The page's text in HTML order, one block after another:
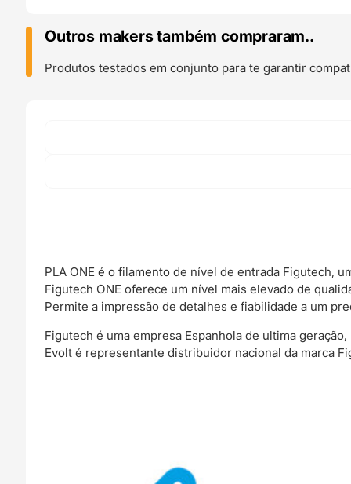
Negro
Preto
-
Outros makers também compraram..
Produtos testados em conjunto para te garantir
PLA ONE é o filamento de nível de entrada Figutech,
Figutech ONE oferece um nível mais elevado de
Permite a impressão de detalhes e fiabilidade a um
Figutech é uma empresa Espanhola de ultima
Evolt é representante distribuidor nacional da marca